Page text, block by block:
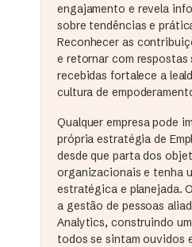
engajamento e revela
sobre tendências e
Reconhecer as
e retornar com respostas
recebidas fortalece a
cultura de
Qualquer empresa pode
própria estratégia de
desde que parta dos
organizacionais e tenha
estratégica e planejada.
a gestão de pessoas
Analytics, construindo
todos se sintam ouvidos